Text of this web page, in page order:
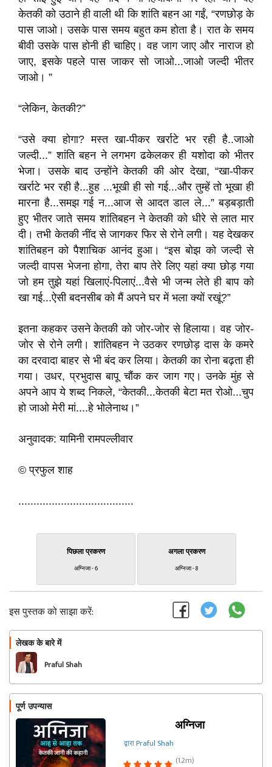
केतकी को उठाने ही वाली थी कि शांति बहन आ गईं, “रणछोड़ के
पास जाओ। उसके पास समय बहुत कम होता है। रात के समय
बीवी उसके पास होनी ही चाहिए। वह जाग जाए और नाराज हो
जाए, इसके पहले पास जाकर सो जाओ...जाओ जल्दी भीतर
जाओ। ”
“लेकिन, केतकी?”
“उसे क्या होगा? मस्त खा-पीकर खर्राटे भर रही है..जाओ
जल्दी...” शांति बहन ने लगभग ढकेलकर ही यशोदा को भीतर
भेजा। उसके बाद उन्होंने केतकी की ओर देखा, “खा-पीकर
खर्राटे भर रही है...हुह ...भूखी ही सो गई...और तुम्हें तो भूखा ही
मारना है...समझ गई न...आज से आदत डाल ले...” बड़बड़ाती
हुए भीतर जाते समय शांतिबहन ने केतकी को धीरे से लात मार
दी। तभी केतकी नींद से जागकर फिर से रोने लगी। यह देखकर
शांतिबहन को पैशाचिक आनंद हुआ। “इस बोझ को जल्दी से
जल्दी वापस भेजना होगा, तेरा बाप तेरे लिए यहां क्या छोड़ गया
जो हम तुझे यहां खिलाएं-पिलाएं...वैसे भी जन्म लेते ही बाप को
खा गई...ऐसी बदनसीब को मैं अपने घर में भला क्यों रखूं?”
इतना कहकर उसने केतकी को जोर-जोर से हिलाया। वह जोर-
जोर से रोने लगी। शांतिबहन ने उठकर रणछोड़ दास के कमरे
का दरवादा बाहर से भी बंद कर लिया। केतकी का रोना बढ़ता ही
गया। उधर, प्रभुदास बापू चौंक कर जाग गए। उनके मुंह से
अपने आप ये शब्द निकले, “केतकी...केतकी बेटा मत रोओ...चुप
हो जाओ मेरी मां....हे भोलेनाथ।”
अनुवादक: यामिनी रामपल्लीवार
© प्रफुल शाह
......................................
पिछला प्रकरण
अग्निजा - 6
अगला प्रकरण
अग्निजा - 8
इस पुस्तक को साझा करें:
लेखक के बारे में
Praful Shah
पूर्ण उपन्यास
अग्निजा
द्वारा Praful Shah
(1.2m)